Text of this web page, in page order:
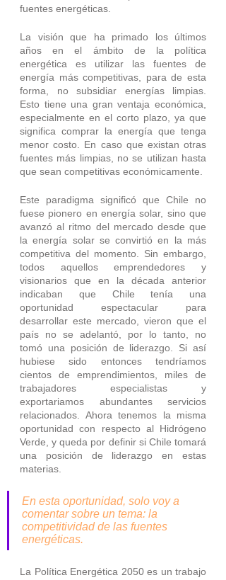
fuentes energéticas.
La visión que ha primado los últimos
años en el ámbito de la política
energética es utilizar las fuentes de
energía más competitivas, para de esta
forma, no subsidiar energías limpias.
Esto tiene una gran ventaja económica,
especialmente en el corto plazo, ya que
significa comprar la energía que tenga
menor costo. En caso que existan otras
fuentes más limpias, no se utilizan hasta
que sean competitivas económicamente.
Este paradigma significó que Chile no
fuese pionero en energía solar, sino que
avanzó al ritmo del mercado desde que
la energía solar se convirtió en la más
competitiva del momento. Sin embargo,
todos aquellos emprendedores y
visionarios que en la década anterior
indicaban que Chile tenía una
oportunidad espectacular para
desarrollar este mercado, vieron que el
país no se adelantó, por lo tanto, no
tomó una posición de liderazgo. Si así
hubiese sido entonces tendríamos
cientos de emprendimientos, miles de
trabajadores especialistas y
exportariamos abundantes servicios
relacionados. Ahora tenemos la misma
oportunidad con respecto al Hidrógeno
Verde, y queda por definir si Chile tomará
una posición de liderazgo en estas
materias.
En esta oportunidad, solo voy a
comentar sobre un tema: la
competitividad de las fuentes
energéticas.
La Política Energética 2050 es un trabajo